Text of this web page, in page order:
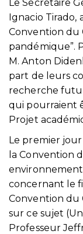
Le Secrétaire
Ignacio Tirado,
Convention du
pandémique”.
M. Anton
part de leurs
recherche
qui pourraient
Projet
Le premier
la Convention
concernant le
Convention du
sur ce sujet
Professeur